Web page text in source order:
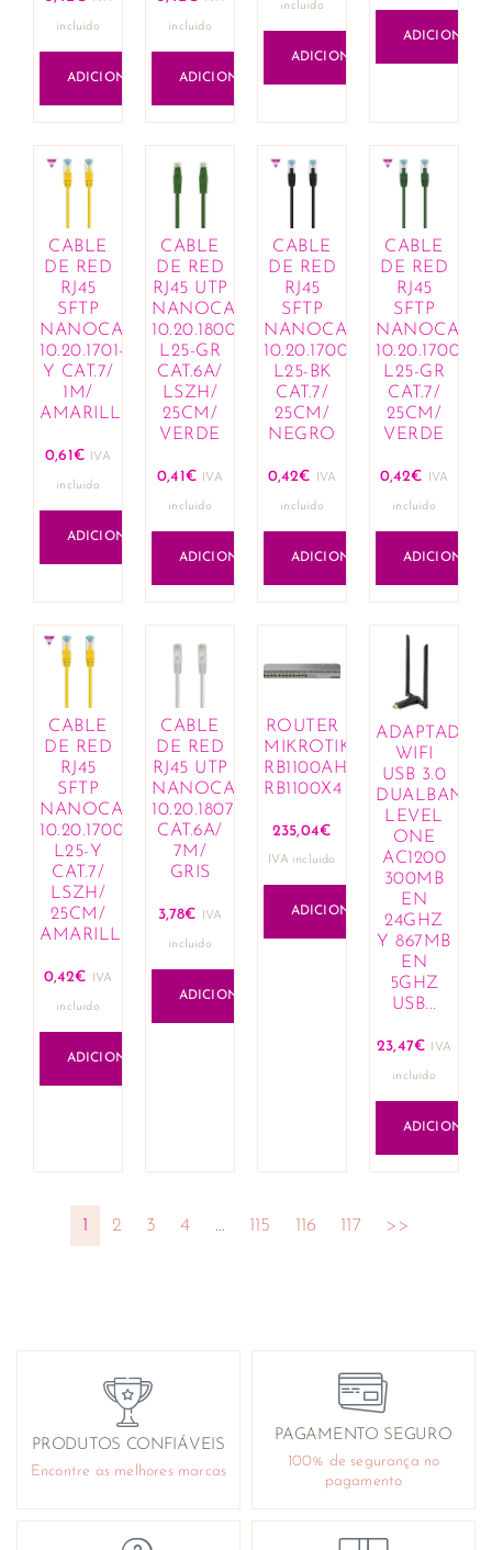
incluido
ADICIONAR
incluido
ADICIONAR
incluido
ADICIONAR
ADICIONAR
CABLE
DE RED
RJ45
SFTP
NANOCABLE
10.20.1701-
Y CAT.7/
1M/
AMARILLO
0,61 € IVA
incluido
ADICIONAR
CABLE
DE RED
RJ45 UTP
NANOCABLE
10.20.1800-
L25-GR
CAT.6A/
LSZH/
25CM/
VERDE
0,41 € IVA
incluido
ADICIONAR
CABLE
DE RED
RJ45
SFTP
NANOCABLE
10.20.1700-
L25-BK
CAT.7/
25CM/
NEGRO
0,42€ IVA
incluido
ADICIONAR
CABLE
DE RED
RJ45
SFTP
NANOCABLE
10.20.1700-
L25-GR
CAT.7/
25CM/
VERDE
0,42€ IVA
incluido
ADICIONAR
CABLE
DE RED
RJ45
SFTP
NANOCABLE
10.20.1700-
L25-Y
CAT.7/
LSZH/
25CM/
AMARILLO
0,42€ IVA
incluido
ADICIONAR
CABLE
DE RED
RJ45 UTP
NANOCABLE
10.20.1807
CAT.6A/
7M/
GRIS
3,78€ IVA
incluido
ADICIONAR
ROUTER
MIKROTIK
RB1100AHX4
RB1100X4
235,04€
IVA incluido
ADICIONAR
ADAPTADOR
WIFI
USB 3.0
DUALBAND
LEVEL
ONE
AC1200
300MB
EN
24GHZ
Y 867MB
EN
5GHZ
USB...
23,47€ IVA
incluido
ADICIONAR
1 2 3 4 … 115 116 117 >>
PRODUTOS CONFIÁVEIS
Encontre as melhores marcas
PAGAMENTO SEGURO
100% de segurança no
pagamento